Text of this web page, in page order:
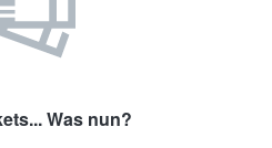
Was nun?